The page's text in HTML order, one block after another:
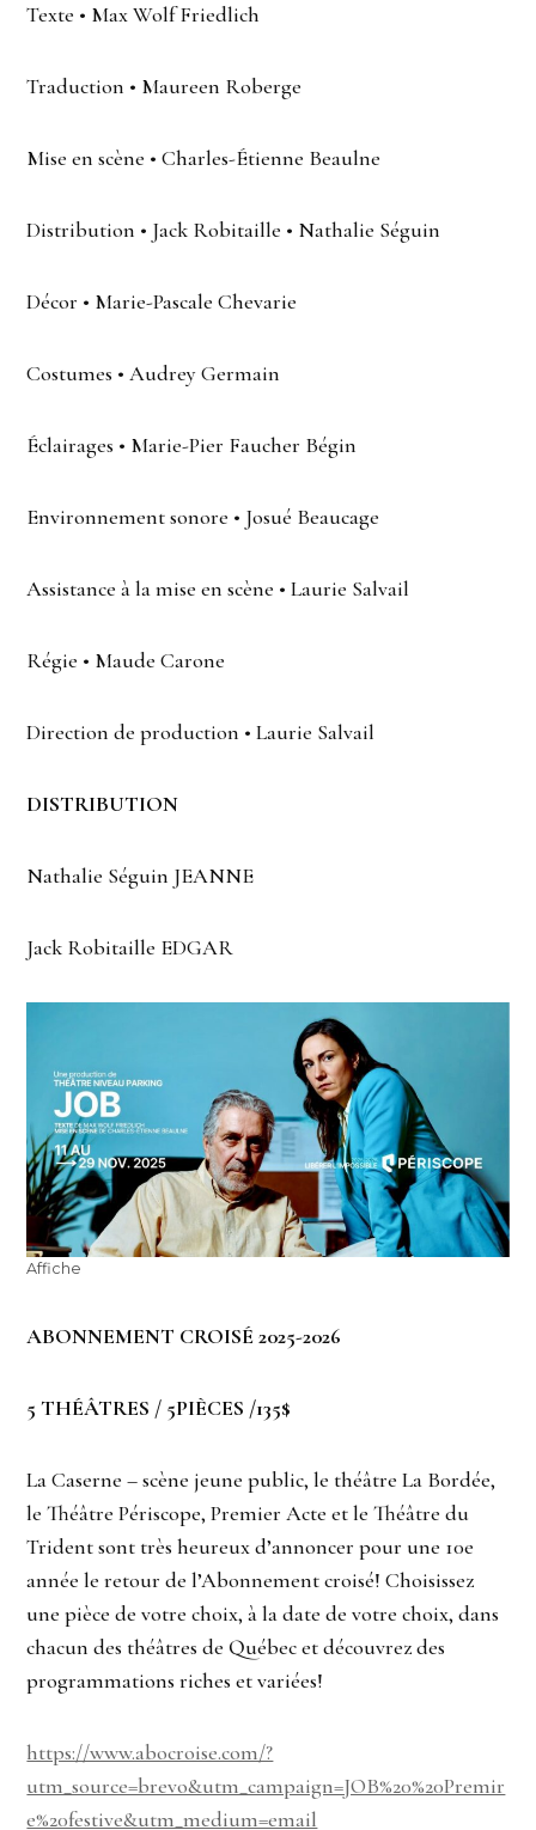
Texte • Max Wolf Friedlich
Traduction • Maureen Roberge
Mise en scène • Charles-Étienne Beaulne
Distribution • Jack Robitaille • Nathalie Séguin
Décor • Marie-Pascale Chevarie
Costumes • Audrey Germain
Éclairages • Marie-Pier Faucher Bégin
Environnement sonore • Josué Beaucage
Assistance à la mise en scène • Laurie Salvail
Régie • Maude Carone
Direction de production • Laurie Salvail
DISTRIBUTION
Nathalie Séguin JEANNE
Jack Robitaille EDGAR
Affiche
ABONNEMENT CROISÉ 2025-2026
5 THÉÂTRES / 5PIÈCES /135$
La Caserne – scène jeune public, le théâtre La Bordée,
le Théâtre Périscope, Premier Acte et le Théâtre du
Trident sont très heureux d’annoncer pour une 10e
année le retour de l’Abonnement croisé! Choisissez
une pièce de votre choix, à la date de votre choix, dans
chacun des théâtres de Québec et découvrez des
programmations riches et variées!
https://www.abocroise.com/?
utm_source=brevo&utm_campaign=JOB%20%20Premir
e%20festive&utm_medium=email